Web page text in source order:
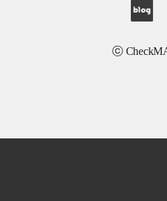
ⓒ